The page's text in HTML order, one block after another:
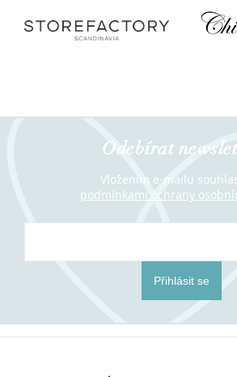
Odebírat
Vložením e-mailu
podmínkami ochrany
Přihlásit se